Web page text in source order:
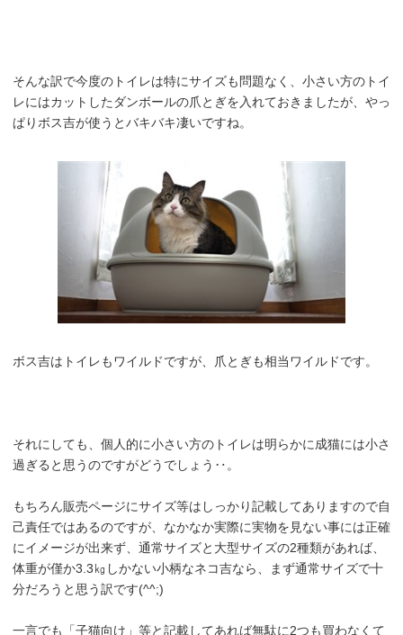
そんな訳で今度のトイレは特にサイズも問題なく、小さい方のトイ
レにはカットしたダンボールの爪とぎを入れておきましたが、やっ
ぱりボス吉が使うとバキバキ凄いですね。
ボス吉はトイレもワイルドですが、爪とぎも相当ワイルドです。
それにしても、個人的に小さい方のトイレは明らかに成猫には小さ
過ぎると思うのですがどうでしょう‥。
もちろん販売ページにサイズ等はしっかり記載してありますので自
己責任ではあるのですが、なかなか実際に実物を見ない事には正確
にイメージが出来ず、通常サイズと大型サイズの2種類があれば、
体重が僅か3.3㎏しかない小柄なネコ吉なら、まず通常サイズで十
分だろうと思う訳です(^^;)
一言でも「子猫向け」等と記載してあれば無駄に2つも買わなくて